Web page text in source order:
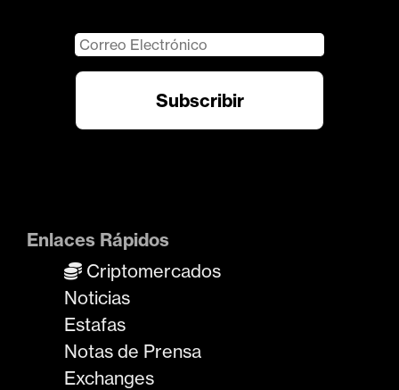
Enlaces Rápidos
Criptomercados
Noticias
Estafas
Notas de Prensa
Exchanges